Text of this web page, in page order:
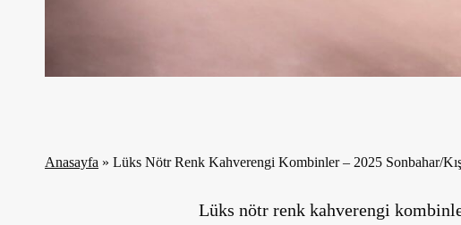
Anasayfa » Lüks Nötr Renk Kahverengi Kombinler – 2025 Sonbahar/
Lüks nötr renk kahverengi